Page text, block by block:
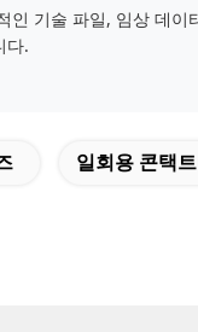
인 기술 파일, 임상 데
다.
일회용 콘택